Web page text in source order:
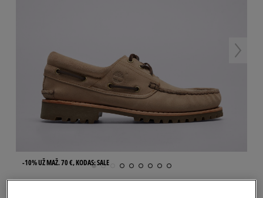
-10% UŽ MAŽ. 70 €, KODAS: SALE